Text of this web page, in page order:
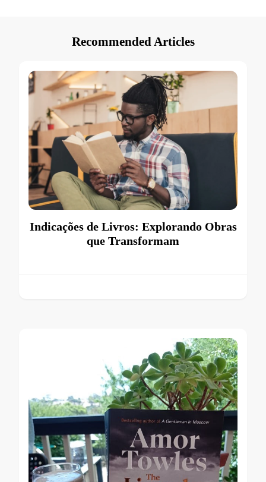
Recommended Articles
Indicações de Livros: Explorando Obras
que Transformam